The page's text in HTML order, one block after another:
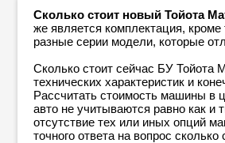
Сколько стоит новый Тойота
же является комплектация,
разные серии модели, которые
Сколько стоит сейчас БУ Тойота
технических характеристик и
Рассчитать стоимость машины в
авто не учитываются равно как и
отсутствие тех или иных опций
точного ответа на вопрос